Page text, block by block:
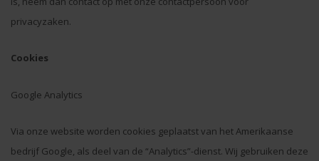
privacyzaken.
Cookies
Google Analytics
Via onze website worden cookies geplaatst van het Amerikaanse
bedrijf Google, als deel van de “Analytics”-dienst. Wij gebruiken deze